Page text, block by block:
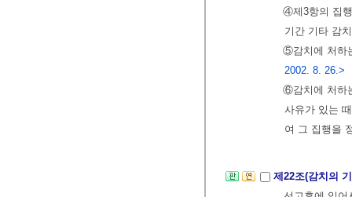
④제3항의 집
기간 기타 감
⑤감치에 처하
2002. 8. 26.>
⑥감치에 처하
사유가 있는
여 그 집행을
제22조(감치의